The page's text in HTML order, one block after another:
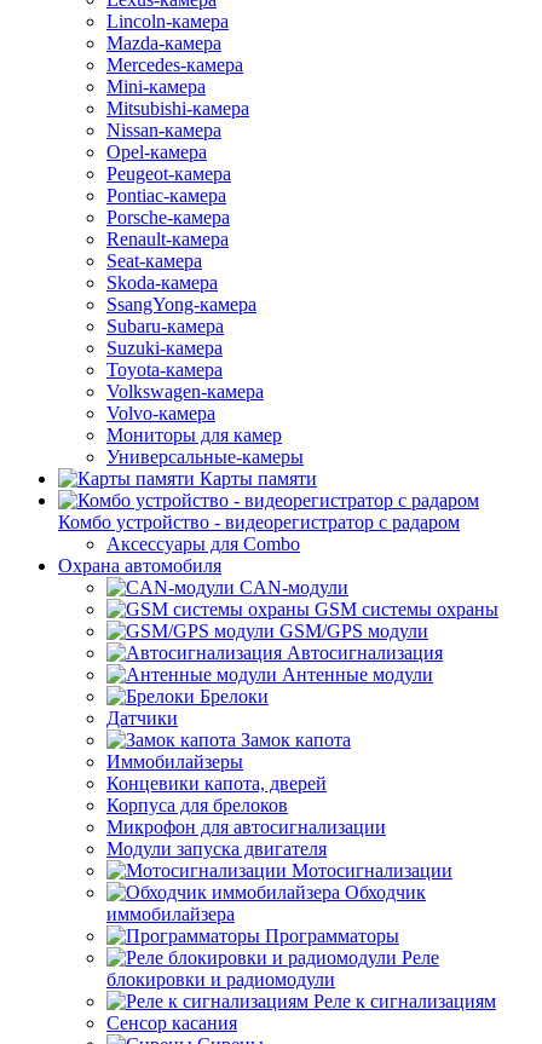
Lincoln-камера
Mazda-камера
Mercedes-камера
Mini-камера
Mitsubishi-камера
Nissan-камера
Opel-камера
Peugeot-камера
Pontiac-камера
Porsche-камера
Renault-камера
Seat-камера
Skoda-камера
SsangYong-камера
Subaru-камера
Suzuki-камера
Toyota-камера
Volkswagen-камера
Volvo-камера
Мониторы для камер
Универсальные-камеры
Карты памяти
Комбо устройство - видеорегистратор с радаром
Аксессуары для Combo
Охрана автомобиля
CAN-модули
GSM системы охраны
GSM/GPS модули
Автосигнализация
Антенные модули
Брелоки
Датчики
Замок капота
Иммобилайзеры
Концевики капота, дверей
Корпуса для брелоков
Микрофон для автосигнализации
Модули запуска двигателя
Мотосигнализации
Обходчик
иммобилайзера
Программаторы
Реле
блокировки и радиомодули
Реле к сигнализациям
Сенсор касания